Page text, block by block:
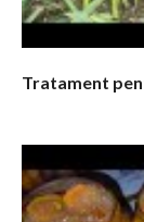
Tratament